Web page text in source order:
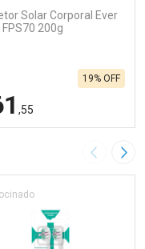
Solar Corporal Ever
200g
,55
19% OFF
Menos
Imagem